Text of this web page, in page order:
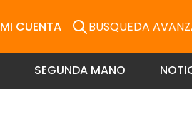
MI CUENTA BUSQUEDA
SEGUNDA MANO